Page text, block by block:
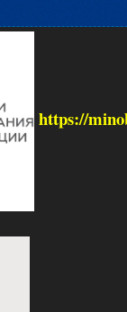
https://